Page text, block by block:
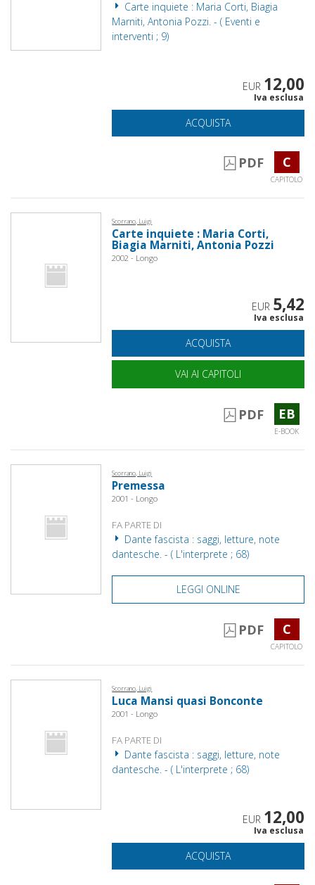
Carte inquiete : Maria Corti, Biagia
Marniti, Antonia Pozzi. - ( Eventi e
interventi ; 9)
EUR 12,00
Iva esclusa
ACQUISTA
PDF C
CAPITOLO
Scorrano, Luigi
Carte inquiete : Maria Corti,
Biagia Marniti, Antonia Pozzi
2002 - Longo
EUR 5,42
Iva esclusa
ACQUISTA
VAI AI CAPITOLI
PDF EB
E-BOOK
Scorrano, Luigi
Premessa
2001 - Longo
FA PARTE DI
Dante fascista : saggi, letture, note
dantesche. - ( L'interprete ; 68)
LEGGI ONLINE
PDF C
CAPITOLO
Scorrano, Luigi
Luca Mansi quasi Bonconte
2001 - Longo
FA PARTE DI
Dante fascista : saggi, letture, note
dantesche. - ( L'interprete ; 68)
EUR 12,00
Iva esclusa
ACQUISTA